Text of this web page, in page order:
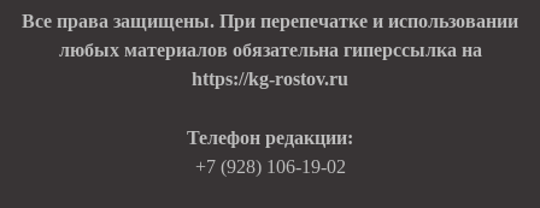
Все права защищены. При перепечатке и использовании
любых материалов обязательна гиперссылка на
https://kg-rostov.ru
Телефон редакции:
+7 (928) 106-19-02